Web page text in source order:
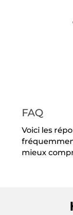
FAQ
Voici les
mieux